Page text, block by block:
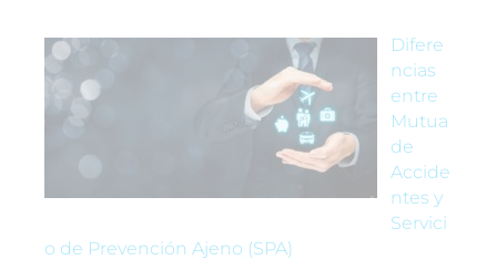
Difere
ncias
entre
Mutua
de
Accide
ntes y
Servici
o de Prevención Ajeno (SPA)